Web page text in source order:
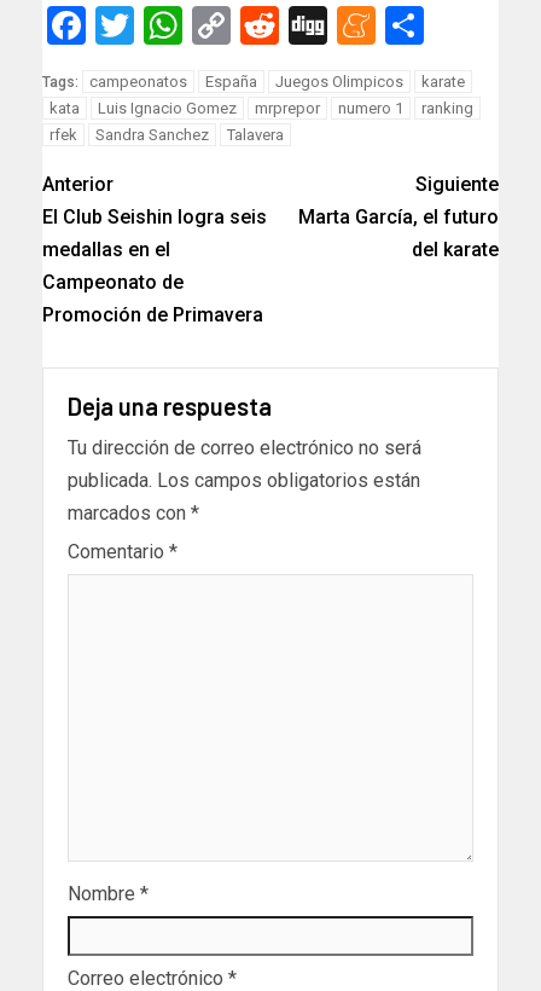
Facebook
Twitter
WhatsApp
Copy
Link
Reddit
Digg
Tags: campeonatos España Juegos Olimpicos
karate
kata
Luis Ignacio Gomez mrprepor numero 1
ranking
rfek
Sandra Sanchez Talavera
Anterior
El Club Seishin logra seis
medallas en el
Campeonato de
Promoción de Primavera
Siguiente
Marta García, el futuro
del karate
Deja una respuesta
Tu dirección de correo electrónico no será
publicada. Los campos obligatorios están
marcados con *
Comentario *
Nombre *
Correo electrónico *